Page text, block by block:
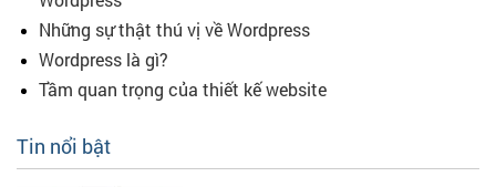
Những sự thật thú vị về Wordpress
Wordpress là gì?
Tầm quan trọng của thiết kế website
Tin nổi bật